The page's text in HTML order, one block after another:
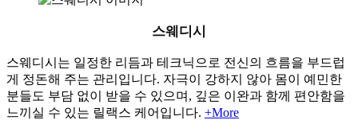
스웨디시
스웨디시는 일정한 리듬과 테크닉으로 전신의 흐름을 부드럽
게 정돈해 주는 관리입니다. 자극이 강하지 않아 몸이 예민한
분들도 부담 없이 받을 수 있으며, 깊은 이완과 함께 편안함을
느끼실 수 있는 릴랙스 케어입니다. +More